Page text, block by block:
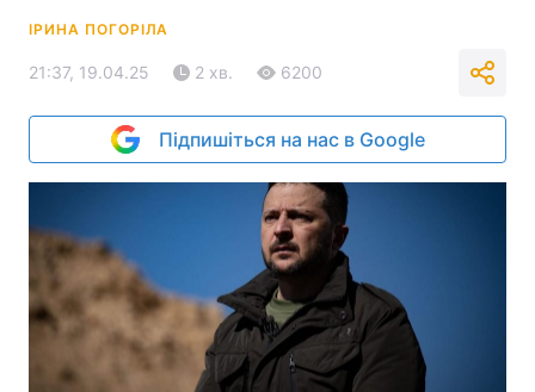
ІРИНА ПОГОРІЛА
21:37, 19.04.25 2 хв. 6200
Підпишіться на нас в Google